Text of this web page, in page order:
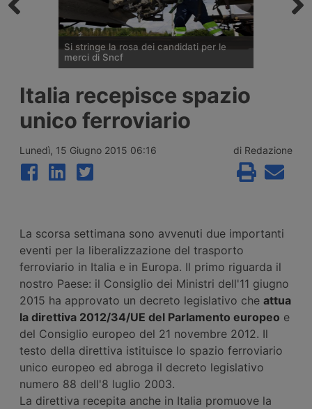
Si stringe la rosa dei candidati per le
merci di Sncf
di minoranza in Rail Logistics Europe, la
divisione ferroviaria merci di Sncf. Restano
in campo Ep Group di Daniel Křetínský, la
tedesca Rhenus e un fondo d’investimento
Italia recepisce spazio
unico ferroviario
Lunedì, 15 Giugno 2015 06:16 di Redazione
La scorsa settimana sono avvenuti due importanti
eventi per la liberalizzazione del trasporto
ferroviario in Italia e in Europa. Il primo riguarda il
nostro Paese: il Consiglio dei Ministri dell'11 giugno
2015 ha approvato un decreto legislativo che attua
la direttiva 2012/34/UE del Parlamento europeo e
del Consiglio europeo del 21 novembre 2012. Il
testo della direttiva istituisce lo spazio ferroviario
unico europeo ed abroga il decreto legislativo
numero 88 dell'8 luglio 2003.
La direttiva recepita anche in Italia promuove la